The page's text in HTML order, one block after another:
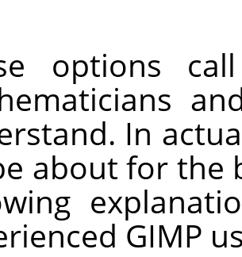
options
In
about for the
GIMP